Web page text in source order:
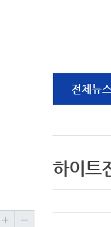
전체뉴스
하이트